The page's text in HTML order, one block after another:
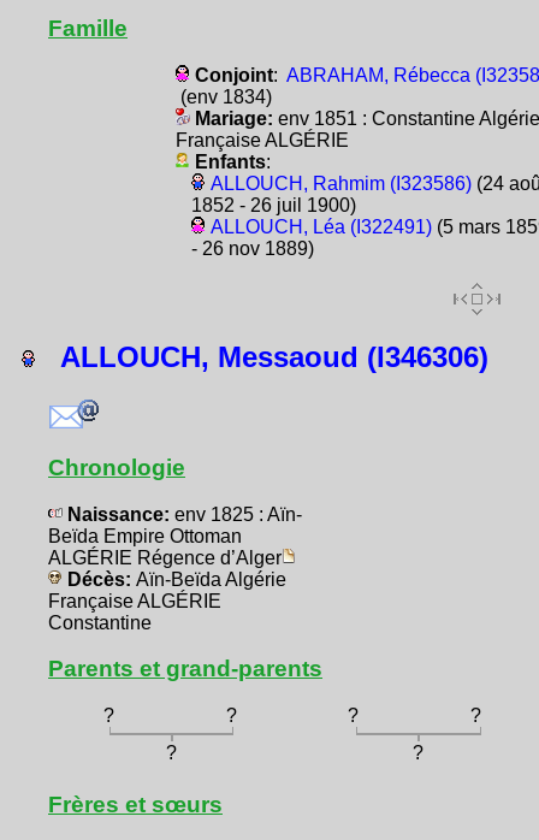
Famille
Conjoint: ABRAHAM, Rébecca
(env 1834)
Mariage: env 1851 : Constantine Algérie
Française ALGÉRIE
Enfants:
ALLOUCH, Rahmim (I323586)(24
1852 - 26 juil 1900)
ALLOUCH, Léa (I322491)(5 mars
- 26 nov 1889)
ALLOUCH, Messaoud (I346306)
Chronologie
Naissance: env 1825 : Aïn-
Beïda Empire Ottoman
ALGÉRIE Régence d’Alger
Décès: Aïn-Beïda Algérie
Française ALGÉRIE
Constantine
Parents et grand-parents
? ? ?
?
?
?
Frères et sœurs